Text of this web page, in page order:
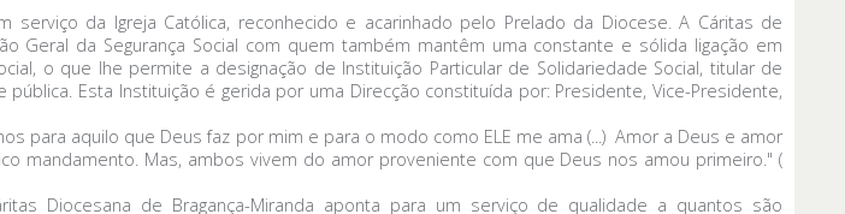
serviço da Igreja Católica, reconhecido e acarinhado pelo Prelado da Diocese. A Cáritas de
Geral da Segurança Social com quem também mantêm uma constante e sólida ligação em
o que lhe permite a designação de Instituição Particular de Solidariedade Social, titular de
Esta Instituição é gerida por uma Direcção constituída por: Presidente, Vice-Presidente,
para aquilo que Deus faz por mim e para o modo como ELE me ama (...) Amor a Deus e amor
mandamento. Mas, ambos vivem do amor proveniente com que Deus nos amou primeiro." (
Diocesana de Bragança-Miranda aponta para um serviço de qualidade a quantos são